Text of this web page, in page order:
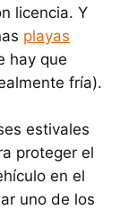
licencia. Y
playas
hay que
fría).
estivales
proteger el
en el
uno de los